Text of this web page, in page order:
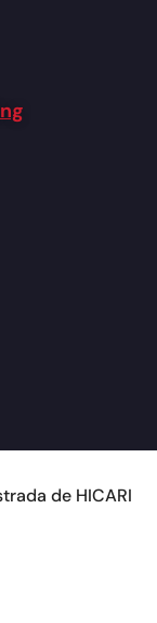
de HICARI